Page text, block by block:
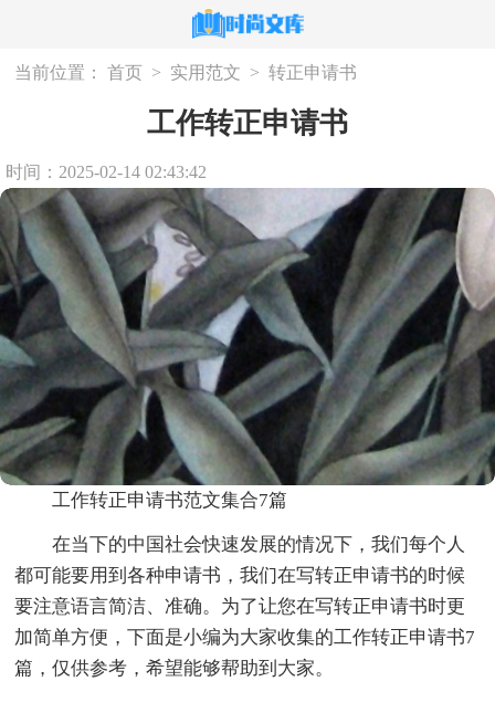
当前位置： 首页 > 实用范文 > 转正申请书
工作转正申请书
时间：2025-02-14 02:43:42
工作转正申请书范文集合7篇
在当下的中国社会快速发展的情况下，我们每个人
都可能要用到各种申请书，我们在写转正申请书的时候
要注意语言简洁、准确。为了让您在写转正申请书时更
加简单方便，下面是小编为大家收集的工作转正申请书7
篇，仅供参考，希望能够帮助到大家。